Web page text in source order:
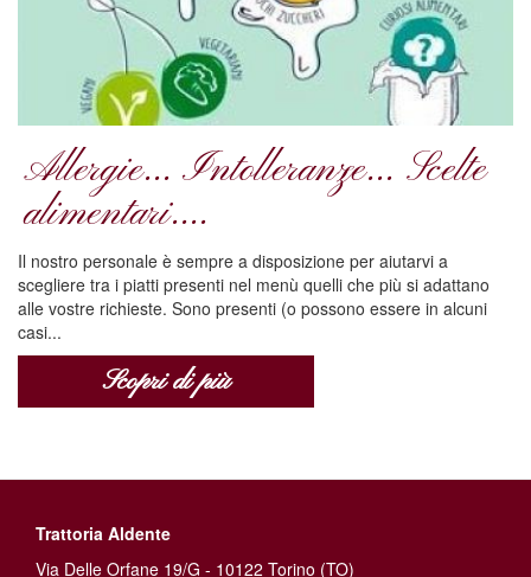
Allergie... Intolleranze... Scelte
alimentari....
Il nostro personale è sempre a disposizione per aiutarvi a
scegliere tra i piatti presenti nel menù quelli che più si adattano
alle vostre richieste. Sono presenti (o possono essere in alcuni
casi...
Scopri di più
Trattoria Aldente
Via Delle Orfane 19/G - 10122 Torino (TO)